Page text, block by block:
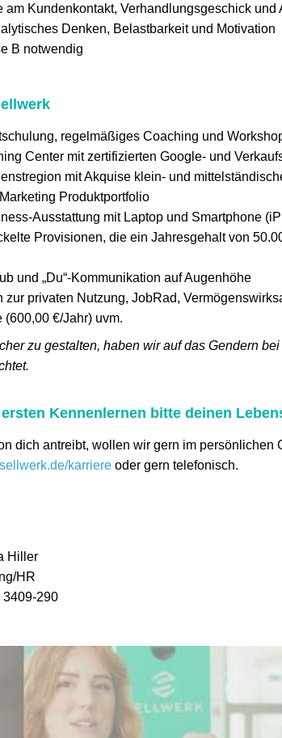
am Kundenkontakt, Verhandlungsgeschick und
Denken, Belastbarkeit und Motivation
B notwendig
regelmäßiges Coaching und
Center mit zertifizierten Google- und
mit Akquise klein- und
Produktportfolio
Ausstattung mit Laptop und Smartphone
Provisionen, die ein Jahresgehalt von
und „Du“-Kommunikation auf Augenhöhe
zur privaten Nutzung, JobRad,
€/Jahr) uvm.
zu gestalten, haben wir auf das Gendern
Kennenlernen bitte deinen
dich antreibt, wollen wir gern im persönlichen
karriere oder gern telefonisch.
Hiller
HR
3409-290